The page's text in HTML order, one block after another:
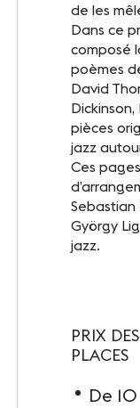
INFOS PRATIQUES
Accès
Sécurité et
Objets
de les
Dans ce
composé
poèmes
David
pièces
jazz
Ces
Sebastian
György
jazz.
PRIX DES
PLACES
De